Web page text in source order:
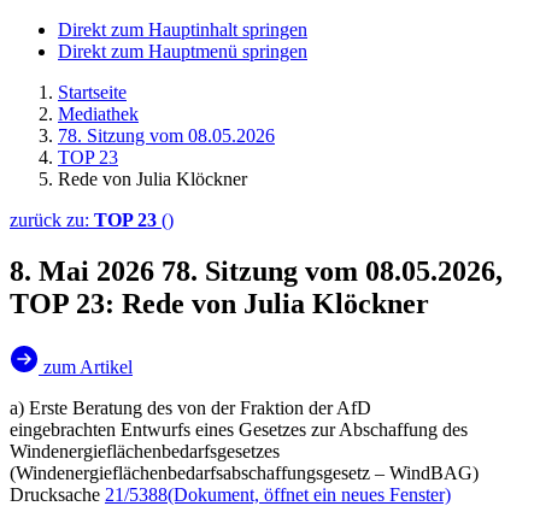
Direkt zum Hauptinhalt springen
Direkt zum Hauptmenü springen
Startseite
Mediathek
78. Sitzung vom 08.05.2026
TOP 23
Rede von Julia Klöckner
zurück zu: TOP 23 ()
8. Mai 2026 78. Sitzung vom 08.05.2026,
TOP 23: Rede von Julia Klöckner
zum Artikel
a) Erste Beratung des von der Fraktion der AfD
eingebrachten Entwurfs eines Gesetzes zur Abschaffung des
Windenergieflächenbedarfsgesetzes
(Windenergieflächenbedarfsabschaffungsgesetz – WindBAG)
Drucksache 21/5388(Dokument, öffnet ein neues Fenster)